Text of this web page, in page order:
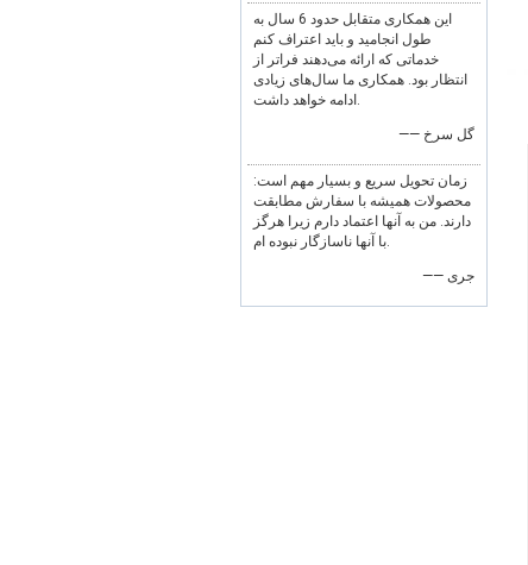
این همکاری متقابل حدود 6 سال به
طول انجامید و باید اعتراف کنم
خدماتی که ارائه می‌دهند فراتر از
انتظار بود. همکاری ما سال‌های زیادی
ادامه خواهد داشت.
—— گل سرخ
زمان تحویل سریع و بسیار مهم است:
محصولات همیشه با سفارش مطابقت
دارند. من به آنها اعتماد دارم زیرا هرگز
با آنها ناسازگار نبوده ام.
—— جری